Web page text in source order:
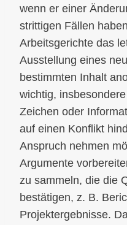
wenn er einer
strittigen Fällen
Arbeitsgerichte das
Ausstellung eines
bestimmten Inhalt
wichtig,
Zeichen oder
auf einen Konflikt
Anspruch nehmen
Argumente
zu sammeln, die die
bestätigen, z. B.
Projektergebnisse.